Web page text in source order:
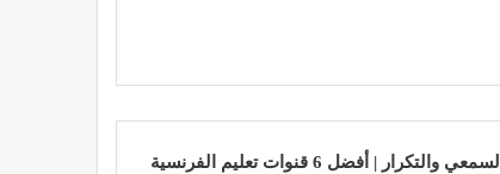
والتكرار | أفضل 6 قنوات تعليم الفرنسية